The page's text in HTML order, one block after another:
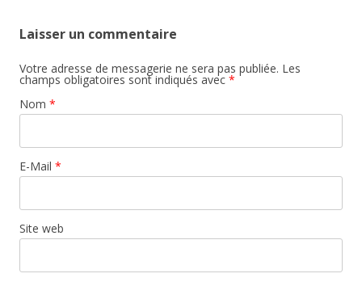
Laisser un commentaire
Votre adresse de messagerie ne sera pas publiée. Les
champs obligatoires sont indiqués avec *
Nom *
E-Mail *
Site web